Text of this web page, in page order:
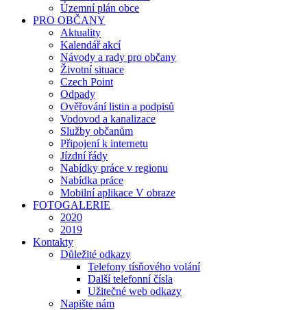
Územní plán obce
PRO OBČANY
Aktuality
Kalendář akcí
Návody a rady pro občany
Životní situace
Czech Point
Odpady
Ověřování listin a podpisů
Vodovod a kanalizace
Služby občanům
Připojení k internetu
Jízdní řády
Nabídky práce v regionu
Nabídka práce
Mobilní aplikace V obraze
FOTOGALERIE
2020
2019
Kontakty
Důležité odkazy
Telefony tísňového volání
Další telefonní čísla
Užitečné web odkazy
Napište nám